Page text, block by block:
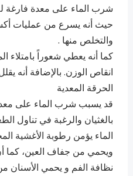
شرب الماء على معدة فارغة
حيث أنه يسرع من عمليات
والتخلص منها .
كما أنه يعطي شعوراً بامتلاء
انقاص الوزن. بالإضافة أنه
الحرقة المعدية
قد يسبب شرب الماء على
بالغثيان والرغبة في تناول
الماء يؤمن رطوبة الأغشية
ويحمي من جفاف العين، كما
نظافة الفم و يحمي الأسنان